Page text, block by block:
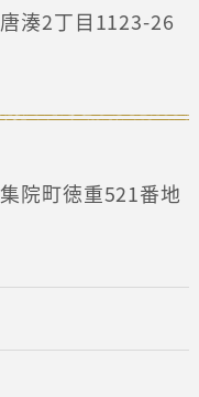
湊2丁目1123-26
院町徳重521番地